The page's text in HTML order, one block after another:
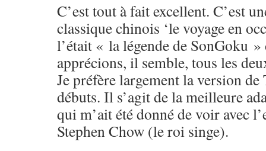
C’est tout à fait excellent. C’est
classique chinois ‘le voyage en
l’était « la légende de SonGoku »
apprécions, il semble, tous les
Je préfère largement la version de
débuts. Il s’agit de la meilleure
qui m’ait été donné de voir avec
Stephen Chow (le roi singe).